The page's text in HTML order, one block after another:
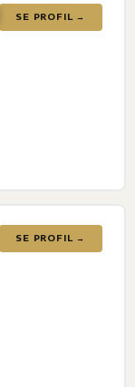
SE PROFIL →
SE PROFIL →